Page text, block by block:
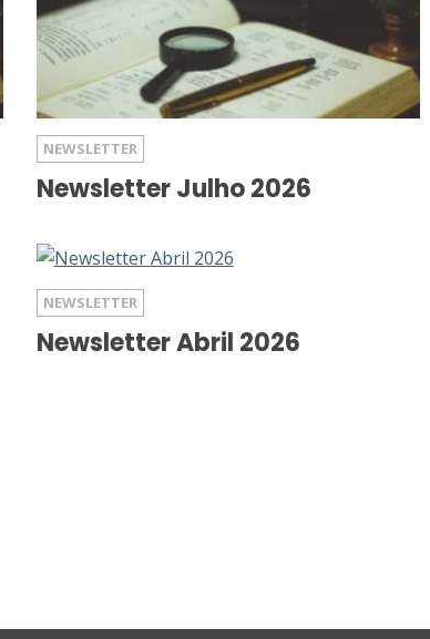
NEWSLETTER
Newsletter Julho 2026
NEWSLETTER
Newsletter Abril 2026